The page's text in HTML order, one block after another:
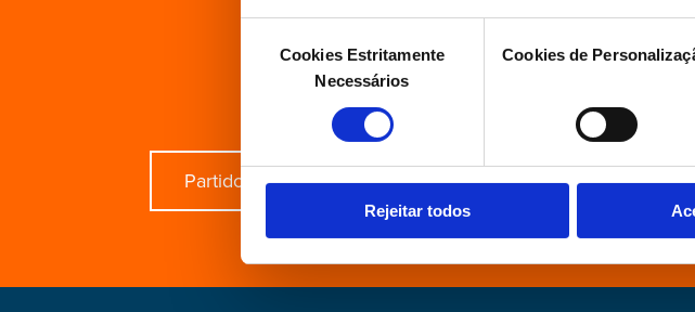
consentimento
Cookies Estritamente
Necessários
Cookies de
Rejeitar todos
Está à procura
Partido Grupo Parlamentar Povo Livre